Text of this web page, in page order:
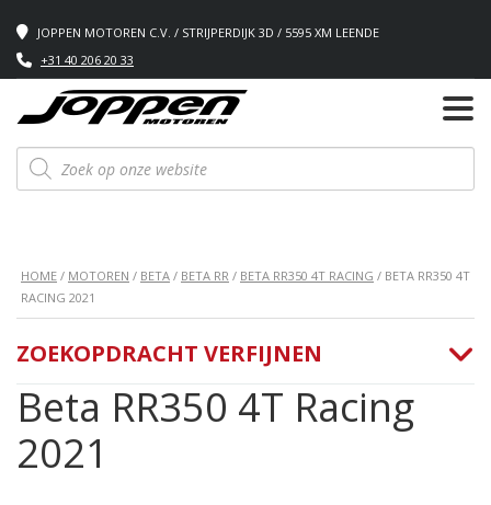
JOPPEN MOTOREN C.V. / STRIJPERDIJK 3D / 5595 XM LEENDE
+31 40 206 20 33
Producten
zoeken
HOME / MOTOREN / BETA / BETA RR / BETA RR350 4T RACING / BETA RR350 4T
RACING 2021
Beta RR350 4T Racing
2021
ZOEKOPDRACHT VERFIJNEN